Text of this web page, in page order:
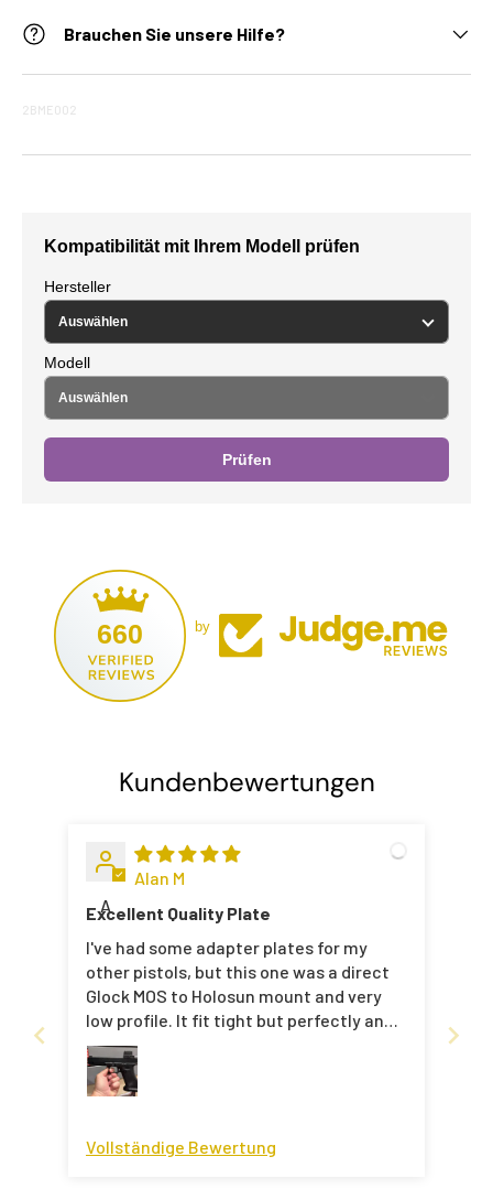
Brauchen Sie unsere Hilfe?
2BME002
Kompatibilität mit Ihrem Modell prüfen
Hersteller
Modell
Prüfen
660 by
Kundenbewertungen
A
Alan M
Excellent Quality Plate
I've had some adapter plates for my
other pistols, but this one was a direct
Glock MOS to Holosun mount and very
low profile. It fit tight but perfectly and
the machining is clean. Very pleased
with this purchase.
Vollständige Bewertung